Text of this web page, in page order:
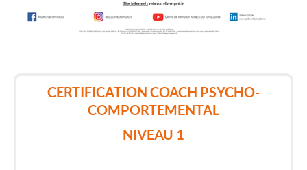
CERTIFICATION COACH PSYCHO-
COMPORTEMENTAL
NIVEAU 1